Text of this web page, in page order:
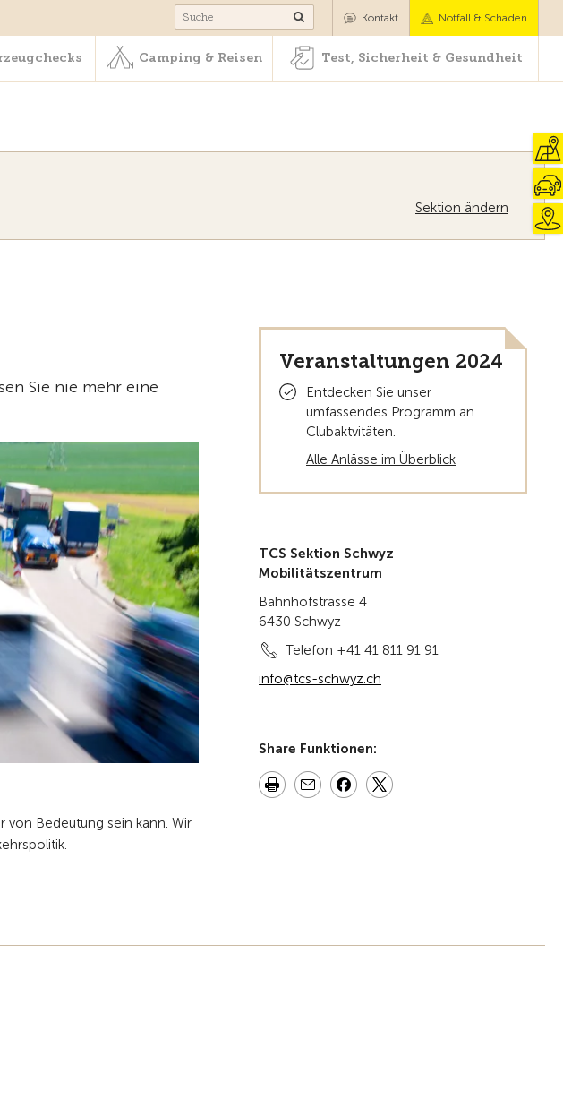
Camping & Reisen Test, Sicherheit & Gesundheit
Kontakt Notfall & Schaden
Camping & Reisen Test, Sicherheit & Gesundheit
Sektion ändern
Sie nie mehr eine
von Bedeutung sein kann. Wir
Veranstaltungen 2024
Entdecken Sie unser
umfassendes Programm an
Clubaktvitäten.
Alle Anlässe im Überblick
TCS Sektion Schwyz
Mobilitätszentrum
Bahnhofstrasse 4
6430 Schwyz
Telefon +41 41 811 91 91
info@tcs-schwyz.ch
Share Funktionen: